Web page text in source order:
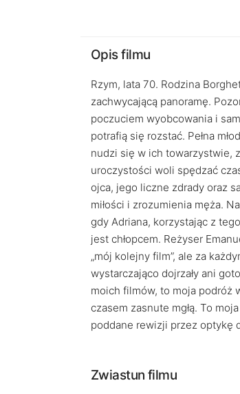
Opis filmu
Rzym, lata 70. Rodzina
zachwycającą panoramę.
poczuciem wyobcowania i
potrafią się rozstać. Pełna
nudzi się w ich towarzystwie,
uroczystości woli spędzać
ojca, jego liczne zdrady oraz
miłości i zrozumienia męża.
gdy Adriana, korzystając z
jest chłopcem. Reżyser
„mój kolejny film”, ale za
wystarczająco dojrzały ani
moich filmów, to moja podróż
czasem zasnute mgłą. To
poddane rewizji przez optykę
Zwiastun filmu